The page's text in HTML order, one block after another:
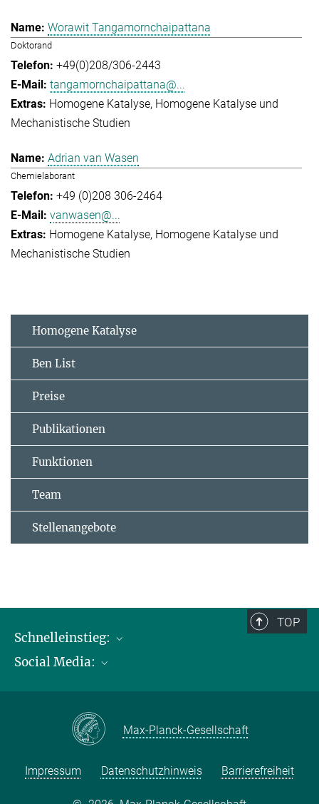
Worawit Tangamornchaipattana
Doktorand
+49(0)208/306-2443
tangamornchaipattana@...
Homogene Katalyse Homogene Katalyse und
Mechanistische Studien
Adrian van Wasen
Chemielaborant
+49 (0)208 306-2464
vanwasen@...
Homogene Katalyse Homogene Katalyse und
Mechanistische Studien
Homogene Katalyse
Ben List
Preise
Publikationen
Funktionen
Team
Stellenangebote
TOP
Schnelleinstieg:
Publikationen
Kontakt und Anfahrtsbeschreibung
Social Media:
Max-Planck-Gesellschaft
Impressum Datenschutzhinweis Barrierefreiheit